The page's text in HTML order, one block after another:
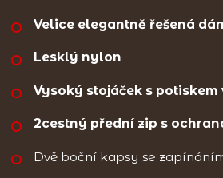
Velice elegantně řešená
Lesklý nylon
Vysoký stojáček s potiskem
2cestný přední zip s
Dvě boční kapsy se